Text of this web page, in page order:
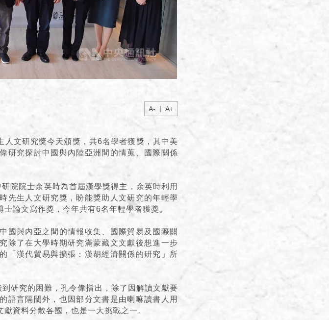
A- | A+
人文研究獎今天頒獎，共6名學者獲獎，其中美
研究探討中國與內陸亞洲間的情蒐、國際關係
院院士余英時為首屆漢學獎得主，余英時利用
先生人文研究獎，盼能獎助人文研究的年輕學
論文寫作獎，今年共有6名年輕學者獲獎。
國與內亞之間的情報收集、國際貿易及國際關
除了在大學時期研究滿蒙藏文文獻後想進一步
「漢代貿易與擴張：漢胡經濟關係的研究」所
研究的困難，孔令偉指出，除了因解讀文獻要
語言隔閡外，也因部分文書是由喇嘛讀書人用
資料分散各國，也是一大挑戰之一。